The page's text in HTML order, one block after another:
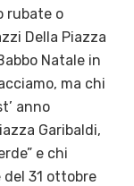
rubate o
Della Piazza
Natale in
ma chi
anno
Garibaldi,
e chi
31 ottobre